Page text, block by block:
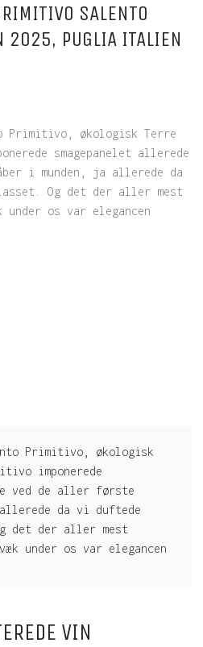
SALENTO
2025, PUGLIA ITALIEN
Primitivo, økologisk Terre
smagepanelet allerede
i munden, ja allerede da
Og det der aller mest
under os var elegancen
Primitivo, økologisk
imponerede
ved de aller første
da vi duftede
det der aller mest
under os var elegancen
VIN